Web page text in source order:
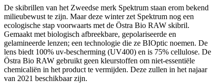
De skibrillen van het Zweedse merk Spektrum staan erom bekend
milieubewust te zijn. Maar deze winter zet Spektrum nog een
ecologische stap voorwaarts met de Östra Bio RAW skibril.
Gemaakt met biologisch afbreekbare, gepolariseerde en
gelamineerde lenzen; een technologie die ze BIOptic noemen. De
lens biedt 100% uv-bescherming (UV400) en is 75% cellulose. De
Östra Bio RAW gebruikt geen kleurstoffen om niet-essentiële
chemicaliën in het product te vermijden. Deze zullen in het najaar
van 2021 beschikbaar zijn.